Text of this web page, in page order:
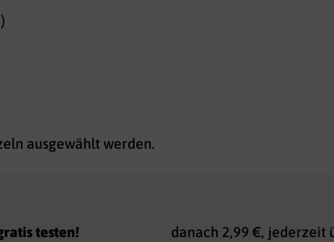
ausgewählt werden.
testen! danach 2,99 €, jederzeit